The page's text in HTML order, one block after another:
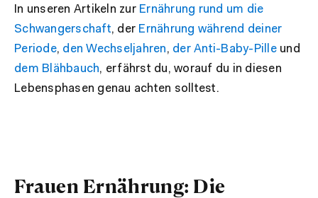
In unseren Artikeln zur Ernährung rund um die
Schwangerschaft, der Ernährung während deiner
Periode, den Wechseljahren, der Anti-Baby-Pilleund
dem Blähbauch, erfährst du, worauf du in diesen
Lebensphasen genau achten solltest.
Frauen Ernährung: Die